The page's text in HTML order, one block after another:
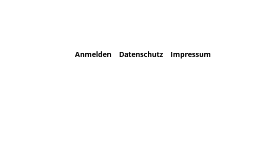
Impressum
Datenschutz
Anmelden